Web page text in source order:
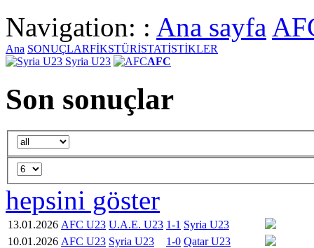
Navigation: : Ana sayfa
Ana SONUÇLARFİKSTÜRİSTATİSTİKLER
Syria U23
AFC
Son sonuçlar
hepsini göster
13.01.2026 AFC U23 U.A.E. U23 1-1 Syria U23
10.01.2026 AFC U23 Syria U23 1-0 Qatar U23